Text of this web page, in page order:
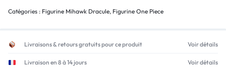
Catégories : Figurine Mihawk Dracule, Figurine One Piece
Livraisons & retours gratuits pour ce produit Voir détails
Livraison en 8 à 14 jours Voir détails